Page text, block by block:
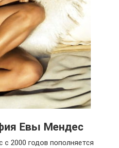
Евы Мендес
2000 годов пополняется